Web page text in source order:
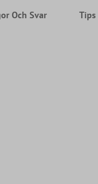
Och Svar Tips